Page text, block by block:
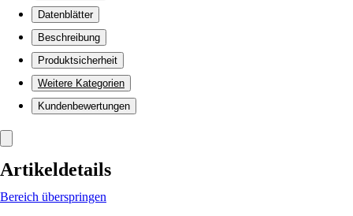
Datenblätter
Beschreibung
Produktsicherheit
Weitere Kategorien
Kundenbewertungen
Artikeldetails
Bereich überspringen